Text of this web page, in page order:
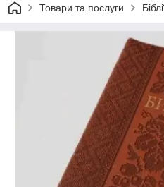
Товари та послуги